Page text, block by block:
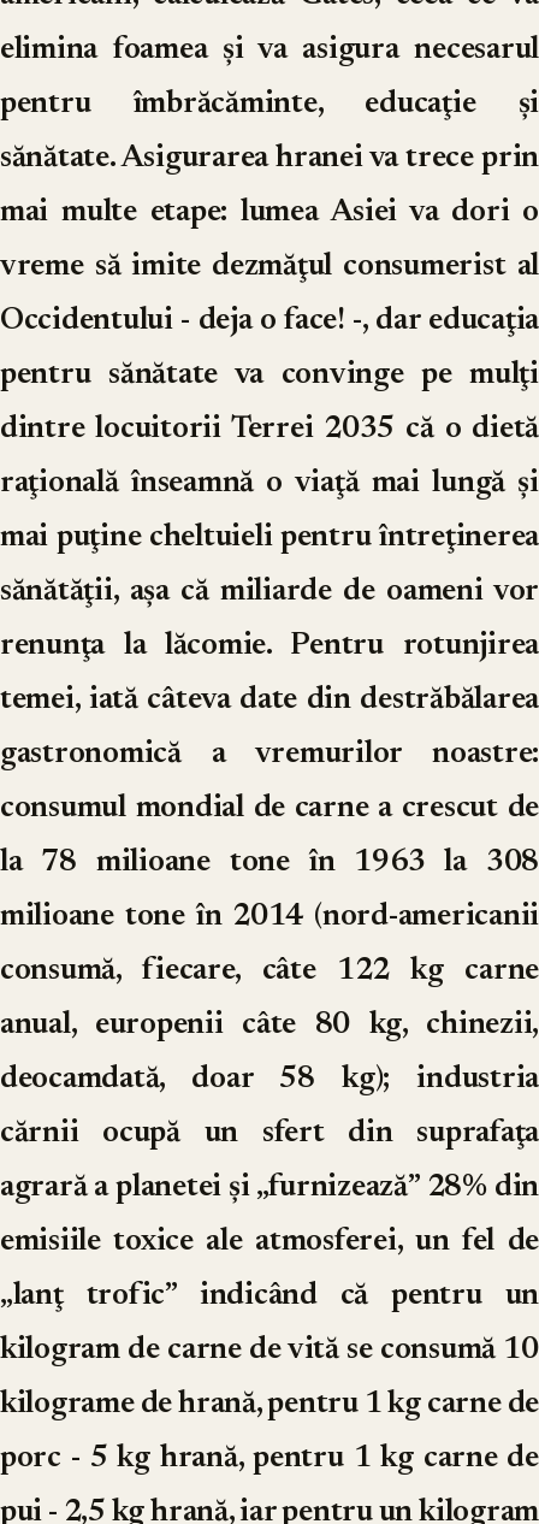
elimina foamea şi va asigura necesarul
pentru îmbrăcăminte, educaţie și
sănătate. Asigurarea hranei va trece prin
mai multe etape: lumea Asiei va dori o
vreme să imite dezmăţul consumerist al
Occidentului - deja o face! -, dar educaţia
pentru sănătate va convinge pe mulţi
dintre locuitorii Terrei 2035 că o dietă
raţională înseamnă o viaţă mai lungă şi
mai puţine cheltuieli pentru întreţinerea
sănătăţii, aşa că miliarde de oameni vor
renunţa la lăcomie. Pentru rotunjirea
temei, iată câteva date din destrăbălarea
gastronomică a vremurilor noastre:
consumul mondial de carne a crescut de
la 78 milioane tone în 1963 la 308
milioane tone în 2014 (nord-americanii
consumă, fiecare, câte 122 kg carne
anual, europenii câte 80 kg, chinezii,
deocamdată, doar 58 kg); industria
cărnii ocupă un sfert din suprafaţa
agrară a planetei şi „furnizează” 28% din
emisiile toxice ale atmosferei, un fel de
„lanţ trofic” indicând că pentru un
kilogram de carne de vită se consumă 10
kilograme de hrană, pentru 1 kg carne de
porc - 5 kg hrană, pentru 1 kg carne de
pui - 2,5 kg hrană, iar pentru un kilogram